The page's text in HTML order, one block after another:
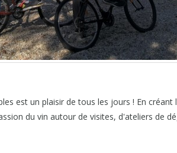
est un plaisir de tous les jours ! En
du vin autour de visites, d'ateliers de